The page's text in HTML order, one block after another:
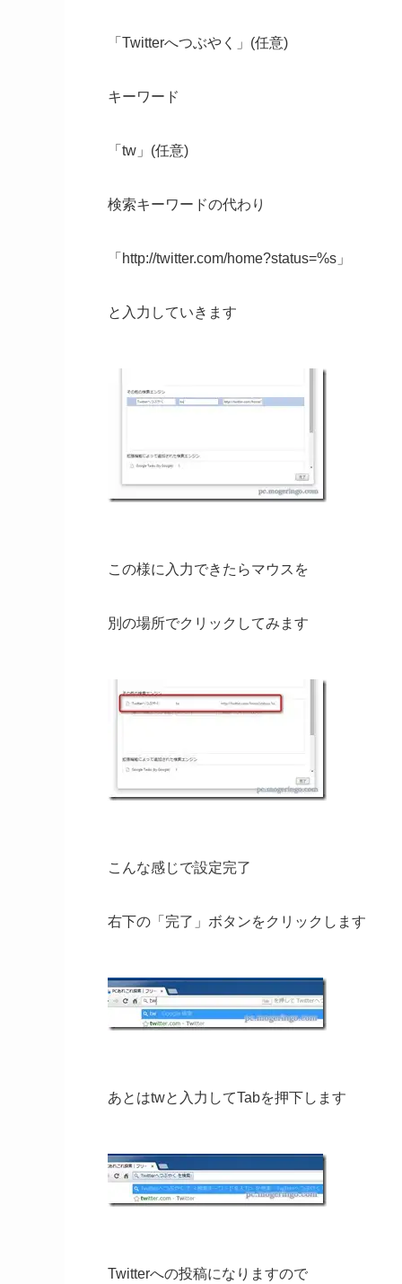
「Twitterへつぶやく」(任意)
キーワード
「tw」(任意)
検索キーワードの代わり
「http://twitter.com/home?status=%s」
と入力していきます
この様に入力できたらマウスを
別の場所でクリックしてみます
こんな感じで設定完了
右下の「完了」ボタンをクリックします
あとはtwと入力してTabを押下します
Twitterへの投稿になりますので